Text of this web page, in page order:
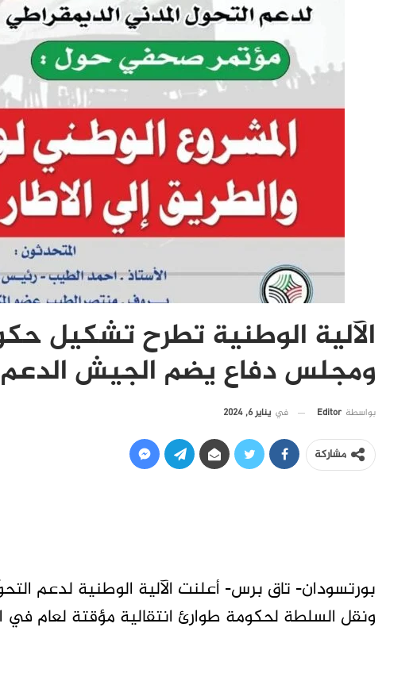
الآلية الوطنية تطرح تشكيل
ومجلس دفاع يضم الجيش الدعم
بواسطة Editor في يناير 6, 2024
مشاركة
بورتسودان- تاق برس- أعلنت الآلية الوطنية لدعم
ونقل السلطة لحكومة طوارئ انتقالية مؤقتة لعام في